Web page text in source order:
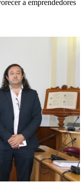
a emprendedores